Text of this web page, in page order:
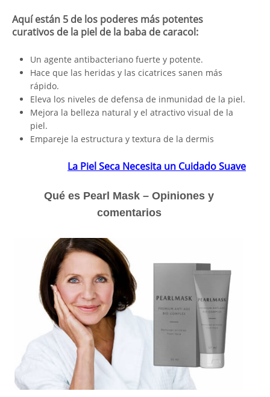
Aquí están 5 de los poderes más potentes
curativos de la piel de la baba de caracol:
Un agente antibacteriano fuerte y potente.
Hace que las heridas y las cicatrices sanen más
rápido.
Eleva los niveles de defensa de inmunidad de la piel.
Mejora la belleza natural y el atractivo visual de la
piel.
Empareje la estructura y textura de la dermis
La Piel Seca Necesita un Cuidado Suave
Qué es Pearl Mask – Opiniones y
comentarios